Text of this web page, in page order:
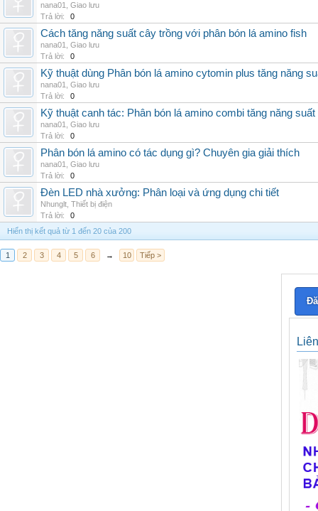
nana01
Giao lưu
Trả lời:
0
Cách tăng năng suất cây trồng với phân bón lá amino fish
nana01
Giao lưu
Trả lời:
0
Kỹ thuật dùng Phân bón lá amino cytomin plus tăng năng
nana01
Giao lưu
Trả lời:
0
Kỹ thuật canh tác: Phân bón lá amino combi tăng năng suất
nana01
Giao lưu
Trả lời:
0
Phân bón lá amino có tác dụng gì? Chuyên gia giải thích
nana01
Giao lưu
Trả lời:
0
Đèn LED nhà xưởng: Phân loại và ứng dụng chi tiết
Nhunglt Thiết bị điện
Trả lời:
0
Hiển thị kết quả từ 1 đến 20 của 200
1 2 3 4 5 6 → 10 Tiếp >